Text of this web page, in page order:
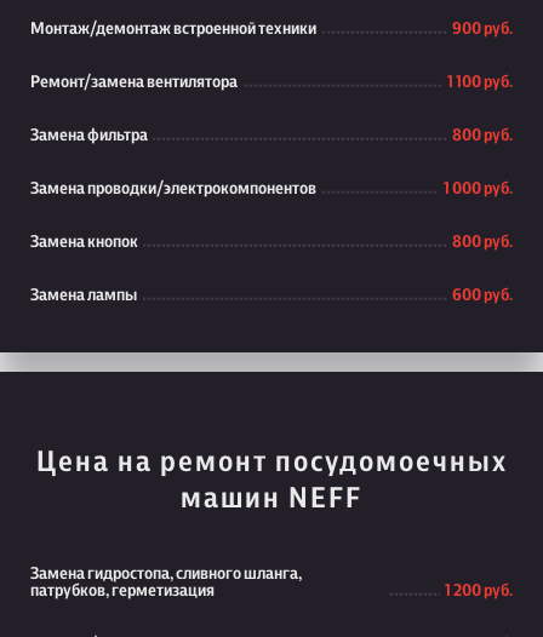
Монтаж/демонтаж встроенной техники 900 руб.
Ремонт/замена вентилятора 1 100 руб.
Замена фильтра 800 руб.
Замена проводки/электрокомпонентов 1 000 руб.
Замена кнопок 800 руб.
Замена лампы 600 руб.
Цена на ремонт посудомоечных
машин NEFF
Замена гидростопа, сливного шланга,
патрубков, герметизация
1 200 руб.